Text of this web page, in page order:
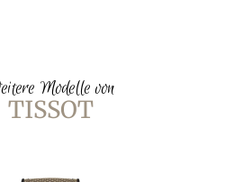
Modelle von
TISSOT